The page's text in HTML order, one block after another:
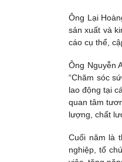
Ông Lại
sản xuất và
cáo cụ thể,
Ông Nguyễn
“Chăm sóc
lao động tại
quan tâm
lượng, chất
Cuối năm là
nghiệp, tổ